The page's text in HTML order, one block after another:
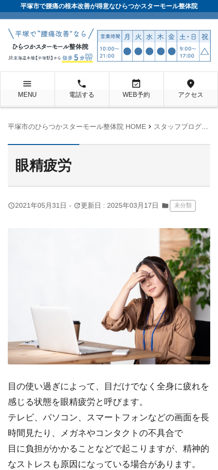
平塚市で腰痛の根本改善が得意なひらつかスターモール整体院
menu
MENU
local_phone
電話する
event_available
WEB予約
location_on
アクセス
平塚市のひらつかスターモール整体院 HOME chevron_right スタッフブログ
眼精疲労
query_builder2021年05月31日 - update更新日 : 2025年03月17日 folder 未分類
目の使い過ぎによって、目だけでなく全身に疲れを
感じる状態を眼精疲労と呼びます。
テレビ、パソコン、スマートフォンなどの画面を長
時間見たり、メガネやコンタクトの不具合で
目に負担がかかることなどで起こりますが、精神的
なストレスも原因になっている場合があります。